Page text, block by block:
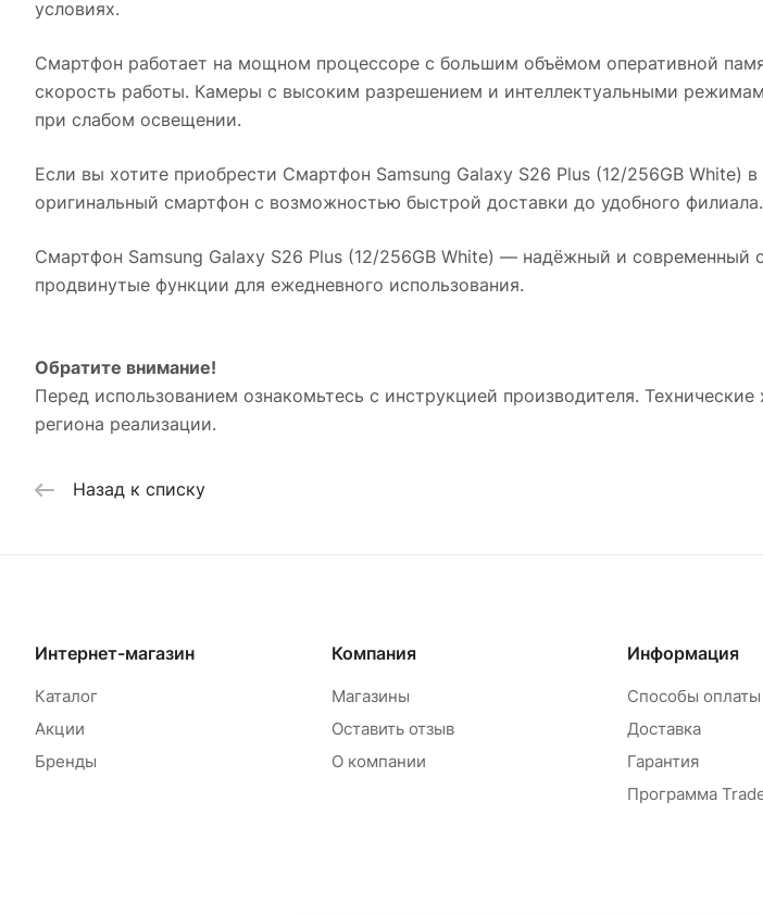
условиях.
Смартфон работает на мощном процессоре с большим объёмом оперативной
скорость работы. Камеры с высоким разрешением и интеллектуальными
при слабом освещении.
Если вы хотите приобрести Смартфон Samsung Galaxy S26 Plus (12/256GB White) в
оригинальный смартфон с возможностью быстрой доставки до удобного филиала.
Смартфон Samsung Galaxy S26 Plus (12/256GB White) — надёжный и современный
продвинутые функции для ежедневного использования.
Обратите внимание!
Перед использованием ознакомьтесь с инструкцией производителя.
региона реализации.
Назад к списку
Интернет-магазин
Каталог
Акции
Бренды
Компания
Магазины
Оставить отзыв
О компании
Информация
Способы оплаты
Доставка
Гарантия
Программа